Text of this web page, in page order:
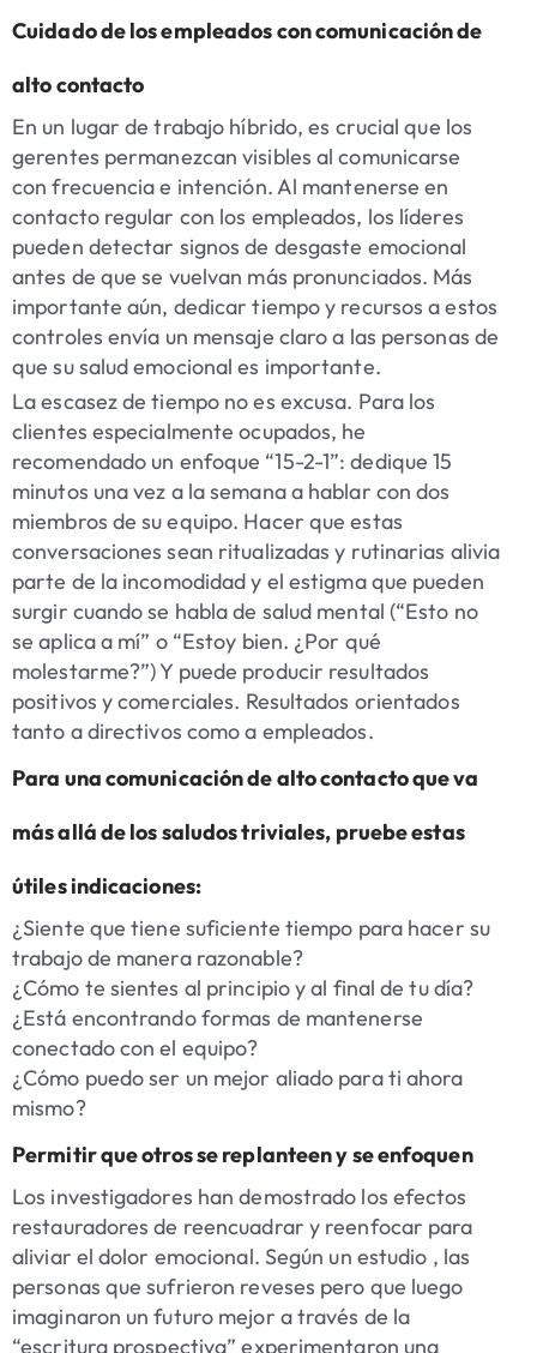
Cuidado de los empleados con comunicación de
alto contacto
En un lugar de trabajo híbrido, es crucial que los
gerentes permanezcan visibles al comunicarse
con frecuencia e intención. Al mantenerse en
contacto regular con los empleados, los líderes
pueden detectar signos de desgaste emocional
antes de que se vuelvan más pronunciados. Más
importante aún, dedicar tiempo y recursos a estos
controles envía un mensaje claro a las personas de
que su salud emocional es importante.
La escasez de tiempo no es excusa. Para los
clientes especialmente ocupados, he
recomendado un enfoque “15-2-1”: dedique 15
minutos una vez a la semana a hablar con dos
miembros de su equipo. Hacer que estas
conversaciones sean ritualizadas y rutinarias alivia
parte de la incomodidad y el estigma que pueden
surgir cuando se habla de salud mental (“Esto no
se aplica a mí” o “Estoy bien. ¿Por qué
molestarme?”) Y puede producir resultados
positivos y comerciales. Resultados orientados
tanto a directivos como a empleados.
Para una comunicación de alto contacto que va
más allá de los saludos triviales, pruebe estas
útiles indicaciones:
¿Siente que tiene suficiente tiempo para hacer su
trabajo de manera razonable?
¿Cómo te sientes al principio y al final de tu día?
¿Está encontrando formas de mantenerse
conectado con el equipo?
¿Cómo puedo ser un mejor aliado para ti ahora
mismo?
Permitir que otros se replanteen y se enfoquen
Los investigadores han demostrado los efectos
restauradores de reencuadrar y reenfocar para
aliviar el dolor emocional. Según un estudio , las
personas que sufrieron reveses pero que luego
imaginaron un futuro mejor a través de la
“escritura prospectiva” experimentaron una